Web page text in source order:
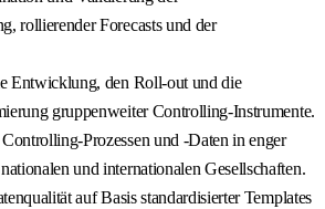
rollierender Forecasts und der
Entwicklung, den Roll-out und die
gruppenweiter Controlling-Instrumente.
Prozessen und -Daten in enger
und internationalen Gesellschaften.
auf Basis standardisierter Templates